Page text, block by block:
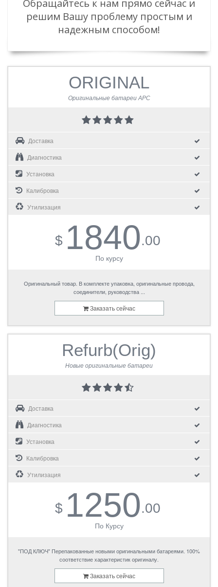
Обращайтесь к нам прямо сейчас и
решим Вашу проблему простым и
надежным способом!
ORIGINAL
Оригинальные батареи APC
Доставка
Диагностика
Установка
Калибровка
Утилизация
$ 1840.00
По курсу
Оригинальный товар. В комплекте упаковка, оригинальные провода,
соединители, руководства ...
Заказать сейчас
Refurb(Orig)
Новые оригинальные батареи
Доставка
Диагностика
Установка
Калибровка
Утилизация
$ 1250.00
По Курсу
"ПОД КЛЮЧ" Перепакованные новыми оригинальными батареями. 100%
соответствие характеристик оригиналу.
Заказать сейчас